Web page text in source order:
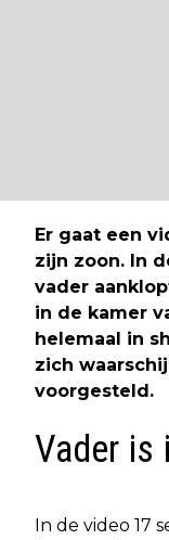
Er gaat een
zijn zoon. In
vader
in de kamer
helemaal in
zich
voorgesteld.
Vader is
In de video 17